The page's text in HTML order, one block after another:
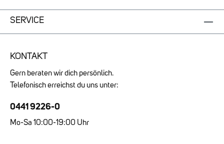
SERVICE
KONTAKT
Gern beraten wir dich persönlich.
Telefonisch erreichst du uns unter:
0441 9226-0
Mo-Sa 10:00-19:00 Uhr